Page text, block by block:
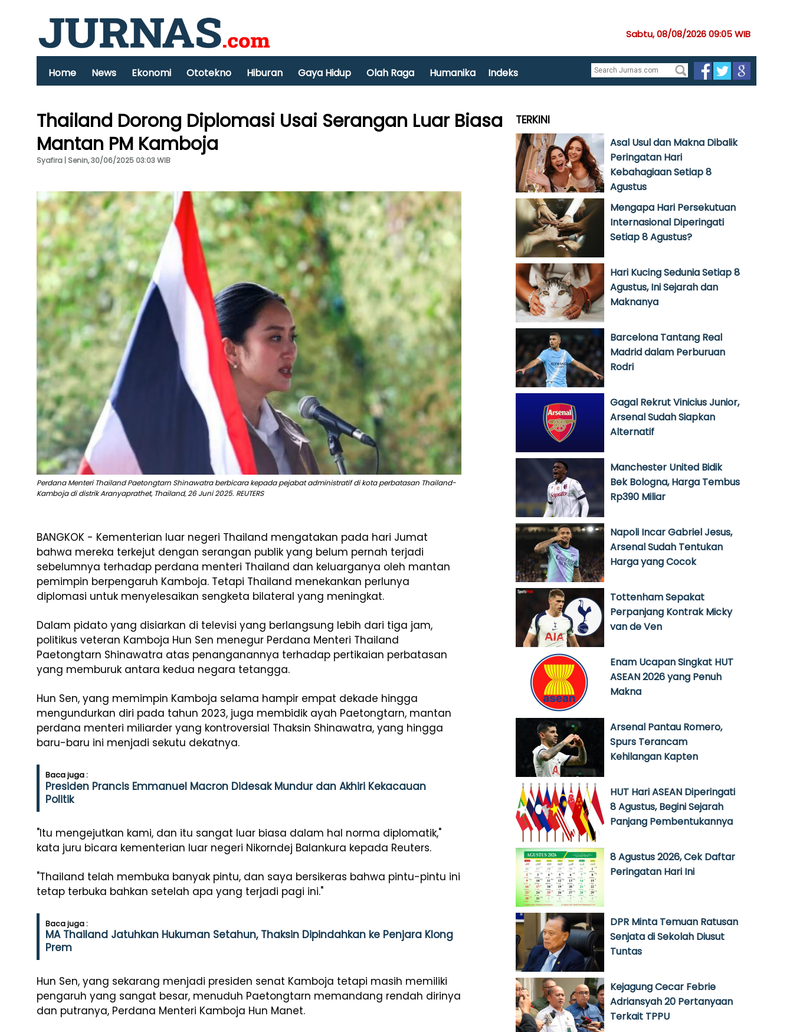
Sabtu, 08/08/2026 09:05 WIB
Home News Ekonomi Ototekno Hiburan Gaya Hidup Olah Raga Humanika Indeks
Thailand Dorong Diplomasi Usai Serangan Luar Biasa
Mantan PM Kamboja
Syafira | Senin, 30/06/2025 03:03 WIB
Perdana Menteri Thailand Paetongtarn Shinawatra berbicara kepada pejabat administratif di kota perbatasan Thailand-
Kamboja di distrik Aranyaprathet, Thailand, 26 Juni 2025. REUTERS
BANGKOK - Kementerian luar negeri Thailand mengatakan pada hari Jumat
bahwa mereka terkejut dengan serangan publik yang belum pernah terjadi
sebelumnya terhadap perdana menteri Thailand dan keluarganya oleh mantan
pemimpin berpengaruh Kamboja. Tetapi Thailand menekankan perlunya
diplomasi untuk menyelesaikan sengketa bilateral yang meningkat.
Dalam pidato yang disiarkan di televisi yang berlangsung lebih dari tiga jam,
politikus veteran Kamboja Hun Sen menegur Perdana Menteri Thailand
Paetongtarn Shinawatra atas penanganannya terhadap pertikaian perbatasan
yang memburuk antara kedua negara tetangga.
Hun Sen, yang memimpin Kamboja selama hampir empat dekade hingga
mengundurkan diri pada tahun 2023, juga membidik ayah Paetongtarn, mantan
perdana menteri miliarder yang kontroversial Thaksin Shinawatra, yang hingga
baru-baru ini menjadi sekutu dekatnya.
Baca juga :
Presiden Prancis Emmanuel Macron Didesak Mundur dan Akhiri Kekacauan
Politik
"Itu mengejutkan kami, dan itu sangat luar biasa dalam hal norma diplomatik,"
kata juru bicara kementerian luar negeri Nikorndej Balankura kepada Reuters.
"Thailand telah membuka banyak pintu, dan saya bersikeras bahwa pintu-pintu ini
tetap terbuka bahkan setelah apa yang terjadi pagi ini."
Baca juga :
MA Thailand Jatuhkan Hukuman Setahun, Thaksin Dipindahkan ke Penjara Klong
Prem
Hun Sen, yang sekarang menjadi presiden senat Kamboja tetapi masih memiliki
pengaruh yang sangat besar, menuduh Paetongtarn memandang rendah dirinya
dan putranya, Perdana Menteri Kamboja Hun Manet.
TERKINI
Asal Usul dan Makna Dibalik
Peringatan Hari
Kebahagiaan Setiap 8
Agustus
Mengapa Hari Persekutuan
Internasional Diperingati
Setiap 8 Agustus?
Hari Kucing Sedunia Setiap 8
Agustus, Ini Sejarah dan
Maknanya
Barcelona Tantang Real
Madrid dalam Perburuan
Rodri
Gagal Rekrut Vinicius Junior,
Arsenal Sudah Siapkan
Alternatif
Manchester United Bidik
Bek Bologna, Harga Tembus
Rp390 Miliar
Napoli Incar Gabriel Jesus,
Arsenal Sudah Tentukan
Harga yang Cocok
Tottenham Sepakat
Perpanjang Kontrak Micky
van de Ven
Enam Ucapan Singkat HUT
ASEAN 2026 yang Penuh
Makna
Arsenal Pantau Romero,
Spurs Terancam
Kehilangan Kapten
HUT Hari ASEAN Diperingati
8 Agustus, Begini Sejarah
Panjang Pembentukannya
8 Agustus 2026, Cek Daftar
Peringatan Hari Ini
DPR Minta Temuan Ratusan
Senjata di Sekolah Diusut
Tuntas
Kejagung Cecar Febrie
Adriansyah 20 Pertanyaan
Terkait TPPU